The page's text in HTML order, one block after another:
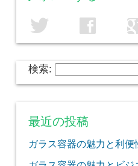
twitter facebook
検索:
最近の投稿
ガラス容器の魅力と利便